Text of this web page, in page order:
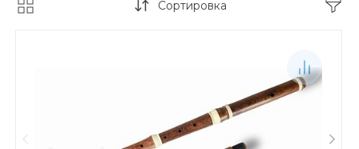
Сортировка